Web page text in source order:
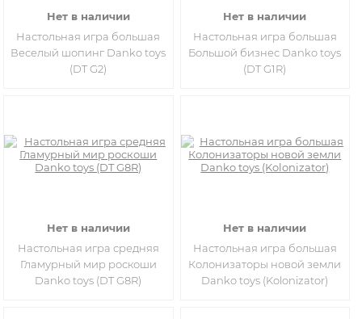
Нет в наличии
Настольная игра большая
Веселый шопинг Danko toys
(DT G2)
Нет в наличии
Настольная игра большая
Большой бизнес Danko toys
(DT G1R)
Нет в наличии
Настольная игра средняя
Гламурный мир роскоши
Danko toys (DT G8R)
Нет в наличии
Настольная игра большая
Колонизаторы новой земли
Danko toys (Kolonizator)